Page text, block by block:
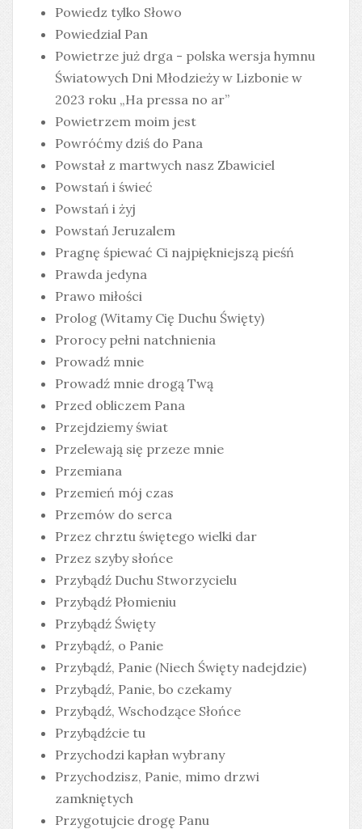
Powiedz tylko Słowo
Powiedzial Pan
Powietrze już drga - polska wersja hymnu
Światowych Dni Młodzieży w Lizbonie w
2023 roku „Ha pressa no ar”
Powietrzem moim jest
Powróćmy dziś do Pana
Powstał z martwych nasz Zbawiciel
Powstań i świeć
Powstań i żyj
Powstań Jeruzalem
Pragnę śpiewać Ci najpiękniejszą pieśń
Prawda jedyna
Prawo miłości
Prolog (Witamy Cię Duchu Święty)
Prorocy pełni natchnienia
Prowadź mnie
Prowadź mnie drogą Twą
Przed obliczem Pana
Przejdziemy świat
Przelewają się przeze mnie
Przemiana
Przemień mój czas
Przemów do serca
Przez chrztu świętego wielki dar
Przez szyby słońce
Przybądź Duchu Stworzycielu
Przybądź Płomieniu
Przybądź Święty
Przybądź, o Panie
Przybądź, Panie (Niech Święty nadejdzie)
Przybądź, Panie, bo czekamy
Przybądź, Wschodzące Słońce
Przybądźcie tu
Przychodzi kapłan wybrany
Przychodzisz, Panie, mimo drzwi
zamkniętych
Przygotujcie drogę Panu